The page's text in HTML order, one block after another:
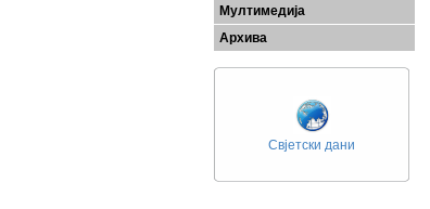
Мултимедија
Архива
Свјетски дани